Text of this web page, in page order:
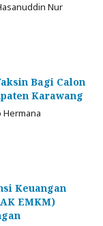
Nur
Bagi Calon
Karawang
Hermana
Keuangan
EMKM)